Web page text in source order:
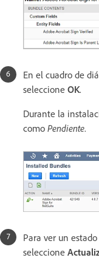
En el cuadro de
seleccione OK.
Durante la
como Pendiente.
Para ver un
seleccione